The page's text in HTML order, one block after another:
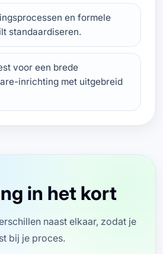
en formele
standaardiseren.
voor een brede
inrichting met uitgebreid
in het kort
naast elkaar, zodat je
bij je proces.